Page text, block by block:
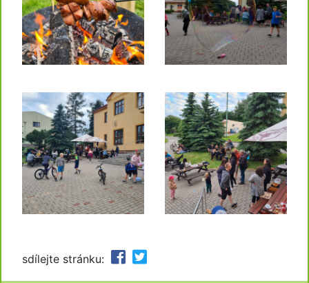
sdílejte stránku: